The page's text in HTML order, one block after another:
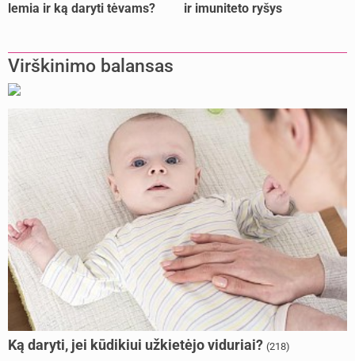
lemia ir ką daryti tėvams?
ir imuniteto ryšys
Virškinimo balansas
Ką daryti, jei kūdikiui užkietėjo viduriai? (218)